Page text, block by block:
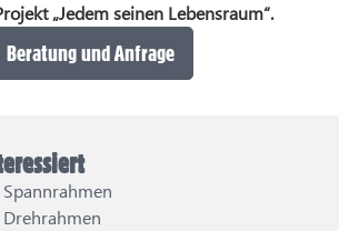
„Jedem seinen Lebensraum“.
Beratung und Anfrage